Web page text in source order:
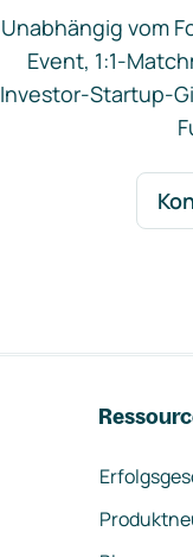
Unabhängig vom
Event, 1:1-
Investor-Startup-